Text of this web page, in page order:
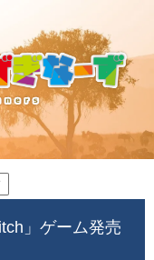
」ゲーム発売